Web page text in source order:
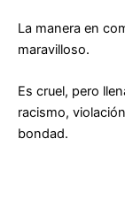
La manera en
maravilloso.
Es cruel, pero
racismo,
bondad.